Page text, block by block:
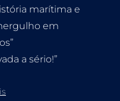
marítima e
em
a sério!”